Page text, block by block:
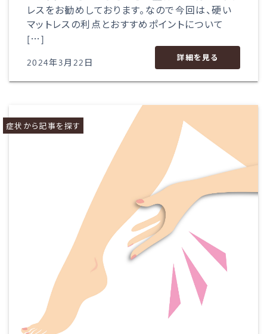
レスをお勧めしております。なので今回は、硬い
マットレスの利点とおすすめポイントについて
[…]
2024年3月22日 詳細を見る
症状から記事を探す